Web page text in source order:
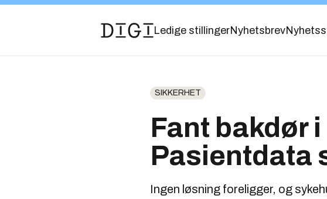
Ledige stillingerNyhetsbrev
SIKKERHET
Fant bakdør
Pasientdata
Ingen løsning foreligger, og